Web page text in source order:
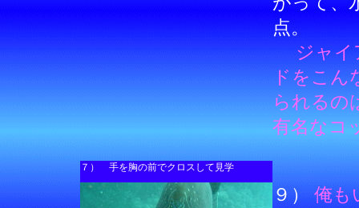
点。
ジャイ
ドをこん
られるの
有名なコ
７） 手を胸の前でクロスして見学
９）俺も